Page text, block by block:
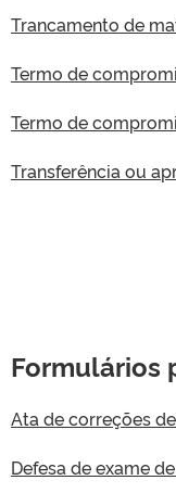
Trancamento de
Termo de
Termo de
Transferência ou
Formulários
Ata de correções
Defesa de exame